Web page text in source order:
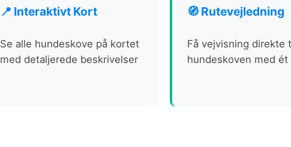
📍 Interaktivt Kort
Se alle hundeskove på kortet
med detaljerede beskrivelser
🧭 Rutevejledning
Få vejvisning direkte
hundeskoven med ét